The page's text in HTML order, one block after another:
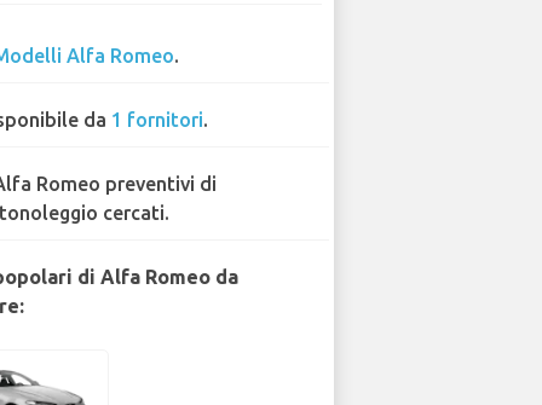
Alfa Romeo.
da 1 fornitori.
Romeo preventivi di
cercati.
di Alfa Romeo da